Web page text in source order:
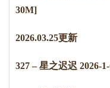
30M]
2026.03.25更新
327 – 星之迟迟 2026-